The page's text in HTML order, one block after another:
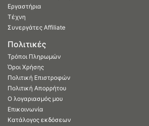
Εργαστήρια
Τέχνη
Συνεργάτες Affiliate
Πολιτικές
Τρόποι Πληρωμών
Όροι Χρήσης
Πολιτική Επιστροφών
Πολιτική Απορρήτου
Ο λογαριασμός μου
Επικοινωνία
Κατάλογος εκδόσεων